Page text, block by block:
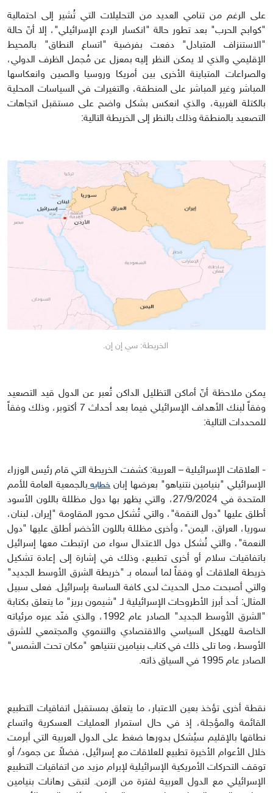
على الرغم من تنامي العديد من التحليلات التي تُشير إلى احتمالية
"كوابح الحرب" بعد تطور حالة "انكسار الردع الإسرائيلي"، إلا أنّ حالة
"الاستنزاف المتبادل" دفعت بفرضية "اتساع النطاق" بالمحيط
الإقليمي والذي لا يمكن النظر إليه بمعزل عن مُجمل الظرف الدولي،
والصراعات المتباينة الأخرى بين أمريكا وروسيا والصين وانعكاسها
المباشر وغير المباشر على المنطقة، والتغيرات في السياسات المحلية
بالكتلة الغربية، والذي انعكس بشكل واضح على مستقبل اتجاهات
التصعيد بالمنطقة وذلك بالنظر إلى الخريطة التالية:
الخريطة: سي إن إن.
يمكن ملاحظة أنّ أماكن التظليل الداكن تُعبر عن الدول قيد التصعيد
وفقاً لبنك الأهداف الإسرائيلي فيما بعد أحداث 7 أكتوبر، وذلك وفقاً
للمحددات التالية:
- العلاقات الإسرائيلية – العربية: كشفت الخريطة التي قام رئيس الوزراء
الإسرائيلي "بنيامين نتنياهو" بعرضها إبانخطابه بالجمعية العامة للأمم
المتحدة في 27/9/2024، والتي يظهر بها دول مظللة باللون الأسود
أطلق عليها "دول النقمة"، والتي تُشكل محور المقاومة "إيران، لبنان،
سوريا، العراق، اليمن"، وأخرى مظللة باللون الأخضر أطلق عليها "دول
النعمة"، والتي تُشكل دول الاعتدال سواء من ارتبطت معها إسرائيل
باتفاقيات سلام أو أخرى تطبيع، وذلك في إشارة إلى إعادة تشكيل
خريطة العلاقات أو وفقاً لما أسماه بـ "خريطة الشرق الأوسط الجديد"
والتي أصبحت محل الحديث لدى كافة الساسة بإسرائيل. فعلى سبيل
المثال: أحد أبرز الأطروحات الإسرائيلية لـ "شيمون بريز" ما يتعلق بكتابة
"الشرق الأوسط الجديد" الصادر عام 1992، والذي فنّد عبره مرئياته
الخاصة للهيكل السياسي والاقتصادي والتنموي والمجتمعي للشرق
الأوسط، وما تلى ذلك في كتاب بنيامين نتنياهو "مكان تحت الشمس"
الصادر عام 1995 في السياق ذاته.
نقطة أخرى تؤخذ بعين الاعتبار، ما يتعلق بمستقبل اتفاقيات التطبيع
القائمة والمؤجلة، إذ في حال استمرار العمليات العسكرية واتساع
نطاقها بالإقليم سيُشكل بدورها ضغط على الدول العربية التي أبرمت
خلال الأعوام الأخيرة تطبيع للعلاقات مع إسرائيل، فضلاً عن جمود/ أو
توقف التحركات الأمريكية الإسرائيلية لإبرام مزيد من اتفاقيات التطبيع
الإسرائيلي مع الدول العربية لفترة من الزمن. لتبقى رهانات بنيامين